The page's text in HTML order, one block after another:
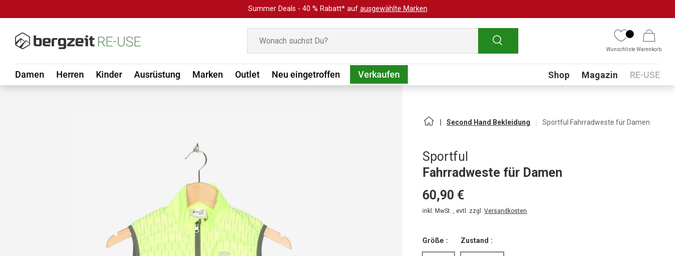
Summer Deals - 40 % Rabatt* auf ausgewählte Marken
Suchen
WunschlisteWarenkorb
Damen Herren Kinder Ausrüstung Marken Outlet Neu eingetroffen Verkaufen Submenu
Shop Magazin RE-USE
Second Hand Bekleidung Sportful Fahrradweste für Damen
Sportful
Fahrradweste für Damen
60,90 €
inkl. MwSt. , evtl. zzgl.Versandkosten
Größe : Zustand :